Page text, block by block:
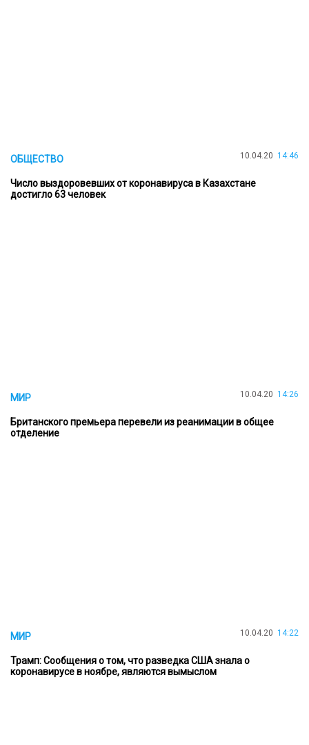
ОБЩЕСТВО 10.04.20 14:46
Число выздоровевших от коронавируса в Казахстане
достигло 63 человек
МИР 10.04.20 14:26
Британского премьера перевели из реанимации в общее
отделение
МИР 10.04.20 14:22
Трамп: Сообщения о том, что разведка США знала о
коронавирусе в ноябре, являются вымыслом